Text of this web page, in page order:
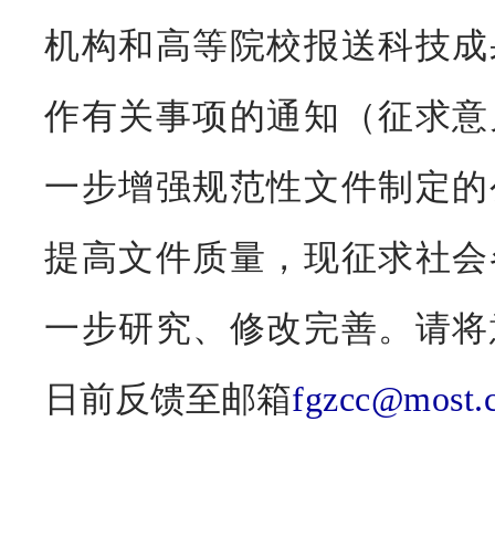
机构和高等院校报送科技
作有关事项的通知（征求
一步增强规范性文件制定
提高文件质量，现征求社
一步研究、修改完善。请
日前反馈至邮箱